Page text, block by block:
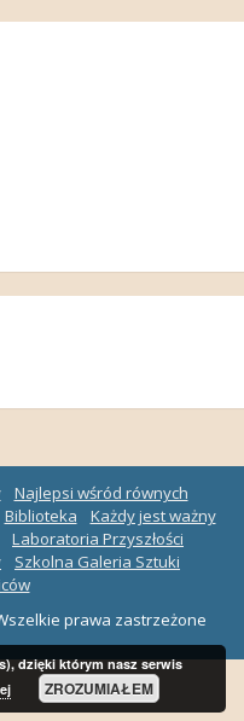
Najlepsi wśród równych
Biblioteka
Każdy jest ważny
Laboratoria Przyszłości
Szkolna Galeria Sztuki
prawa zastrzeżone
dzięki którym nasz serwis
ZROZUMIAŁEM